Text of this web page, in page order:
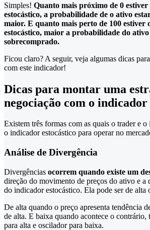
Simples! Quanto mais próximo de 0
estocástico, a probabilidade de o ativo
maior. E quanto mais perto de 100 estiver
estocástico, maior a probabilidade do
sobrecomprado.
Ficou claro? A seguir, veja algumas dicas
com este indicador!
Dicas para montar uma
negociação com o indicador
Existem três formas com as quais o trader e
o indicador estocástico para operar no
Análise de Divergência
Divergências ocorrem quando existe um
direção do movimento de preços do ativo e a
do indicador estocástico. Ela pode ser de alta
De alta quando o preço apresenta tendência
de alta. E baixa quando acontece o contrário,
para alta e oscilador para baixa.